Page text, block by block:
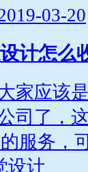
03-20
计怎么
家应该
司了，
服务，